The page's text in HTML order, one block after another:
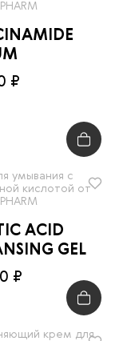
₽
умывания с
кислотой от
ACID
GEL
₽
крем для